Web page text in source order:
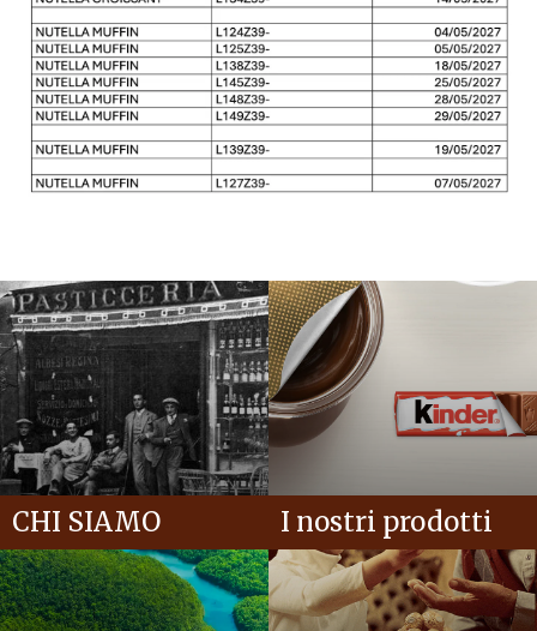
CHI SIAMO I nostri prodotti